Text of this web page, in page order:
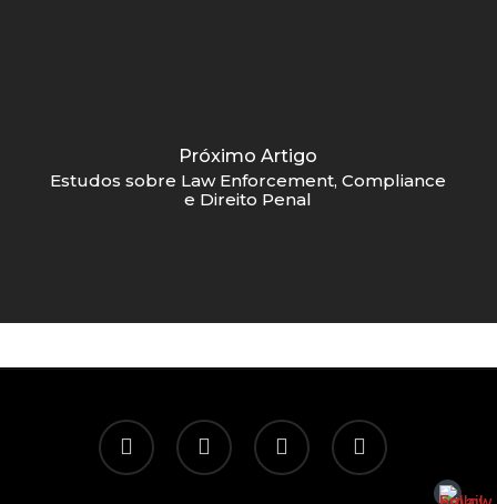
Próximo Artigo
Estudos sobre Law Enforcement, Compliance
e Direito Penal
twitter facebook linkedin email